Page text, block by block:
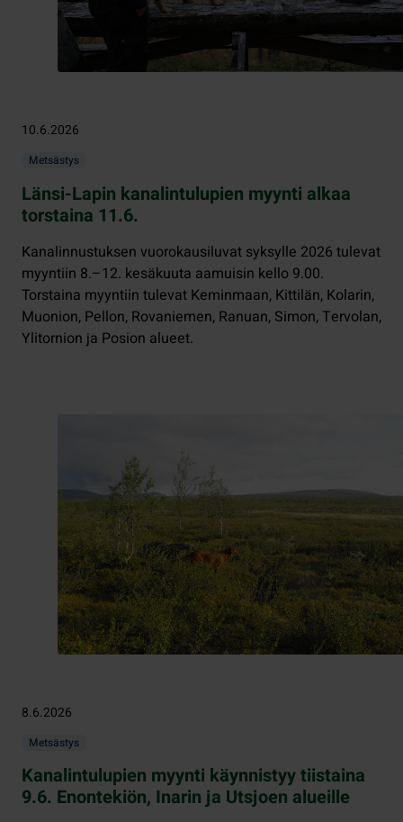
10.6.2026
Metsästys
Länsi-Lapin kanalintulupien myynti alkaa
torstaina 11.6.
Kanalinnustuksen vuorokausiluvat syksylle 2026 tulevat
myyntiin 8.–12. kesäkuuta aamuisin kello 9.00.
Torstaina myyntiin tulevat Keminmaan, Kittilän, Kolarin,
Muonion, Pellon, Rovaniemen, Ranuan, Simon, Tervolan,
Ylitornion ja Posion alueet.
8.6.2026
Metsästys
Kanalintulupien myynti käynnistyy tiistaina
9.6. Enontekiön, Inarin ja Utsjoen alueille